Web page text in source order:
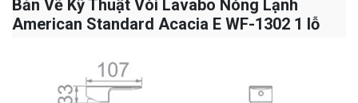
Bản Vẽ Kỹ Thuật Vòi Lavabo Nóng Lạnh
American Standard Acacia E WF-1302 1 lỗ